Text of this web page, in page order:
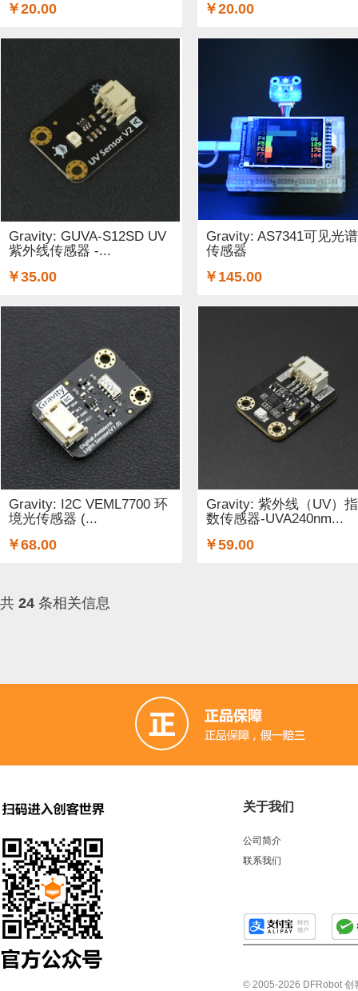
￥20.00 ￥20.00
Gravity: GUVA-S12SD UV
紫外线传感器 -...
￥35.00
Gravity: AS7341可见光谱
传感器
￥145.00
Gravity: I2C VEML7700 环
境光传感器 (...
￥68.00
Gravity: 紫外线（UV）指
数传感器-UVA240nm...
￥59.00
共 24 条相关信息
关于我们
公司简介
联系我们
© 2005-2026 DFRobot 创